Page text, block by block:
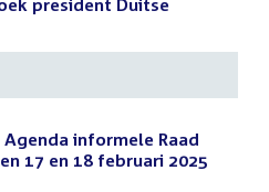
president Duitse
informele Raad
17 en 18 februari 2025